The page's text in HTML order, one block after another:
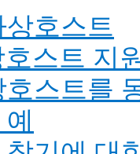
호스트
스트 지
스트를